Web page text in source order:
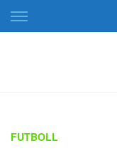
Skip
to
FUTBOLL